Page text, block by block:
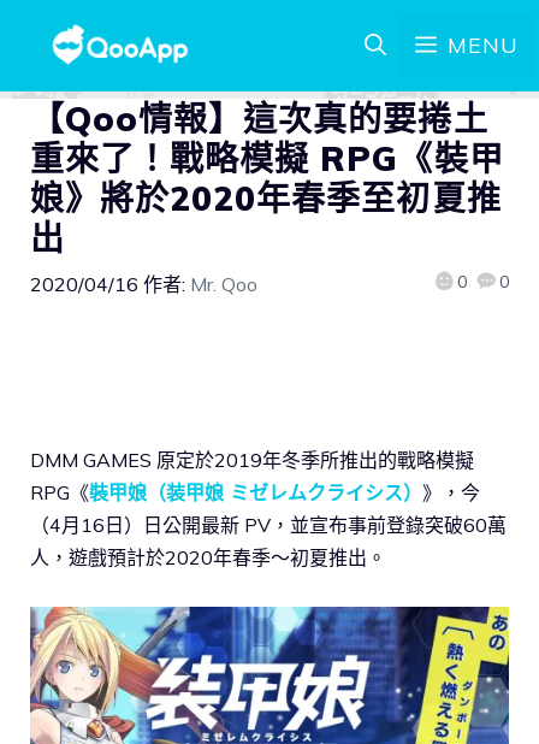
MENU
【Qoo情報】這次真的要捲土
重來了！戰略模擬 RPG《裝甲
娘》將於2020年春季至初夏推
出
2020/04/16 作者: Mr. Qoo 0 0
DMM GAMES 原定於2019年冬季所推出的戰略模擬
RPG《裝甲娘（装甲娘 ミゼレムクライシス） 》，今
（4月16日）日公開最新 PV，並宣布事前登錄突破60萬
人，遊戲預計於2020年春季～初夏推出。